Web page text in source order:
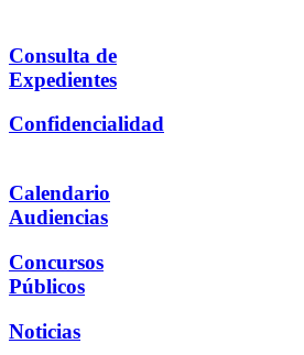
Consulta de
Expedientes
Confidencialidad
Calendario
Audiencias
Concursos
Públicos
Noticias